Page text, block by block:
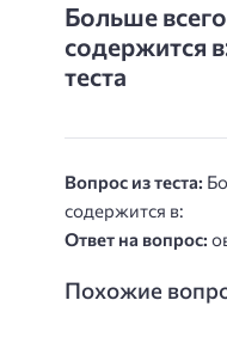
Больше
содержится
теста
Вопрос из теста:
содержится в:
Ответ на вопрос:
Похожие